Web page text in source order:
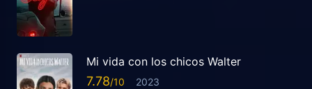
Mi vida con los chicos Walter
7.78 2023